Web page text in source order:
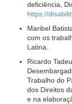
deficiência,
https://
Maribel
com os
Latina.
Ricardo
Trabalho do
dos Direitos
e na